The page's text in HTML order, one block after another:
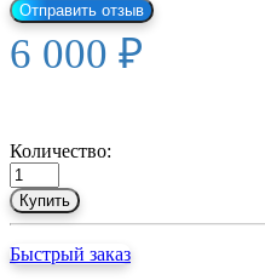
Отправить отзыв
6 000 ₽
Количество:
Купить
Быстрый заказ